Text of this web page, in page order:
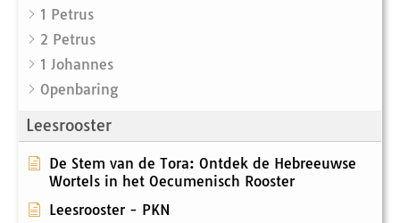
1 Petrus
2 Petrus
1 Johannes
Openbaring
Leesrooster
De Stem van de Tora: Ontdek de Hebreeuwse
Wortels in het Oecumenisch Rooster
Leesrooster - PKN